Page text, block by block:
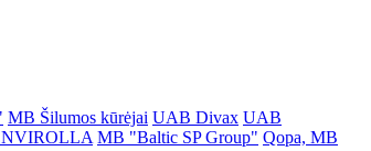
MB Šilumos kūrėjai UAB Divax UAB
MB "Baltic SP Group" Qopa, MB